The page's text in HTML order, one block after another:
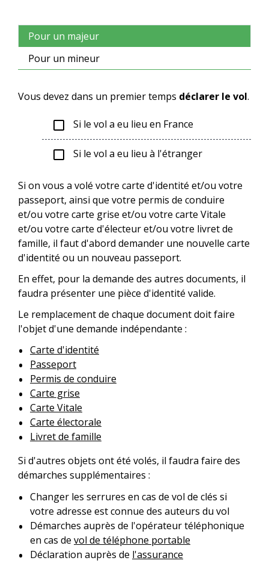
Pour un majeur
Pour un mineur
Vous devez dans un premier temps déclarer le vol.
check_box_outline_blank Si le vol a eu lieu en France
check_box_outline_blank Si le vol a eu lieu à l'étranger
Si on vous a volé votre carte d'identité et/ou votre
passeport, ainsi que votre permis de conduire
et/ou votre carte grise et/ou votre carte Vitale
et/ou votre carte d'électeur et/ou votre livret de
famille, il faut d'abord demander une nouvelle carte
d'identité ou un nouveau passeport.
En effet, pour la demande des autres documents, il
faudra présenter une pièce d'identité valide.
Le remplacement de chaque document doit faire
l'objet d'une demande indépendante :
Carte d'identité
Passeport
Permis de conduire
Carte grise
Carte Vitale
Carte électorale
Livret de famille
Si d'autres objets ont été volés, il faudra faire des
démarches supplémentaires :
Changer les serrures en cas de vol de clés si
votre adresse est connue des auteurs du vol
Démarches auprès de l'opérateur téléphonique
en cas de vol de téléphone portable
Déclaration auprès de l'assurance